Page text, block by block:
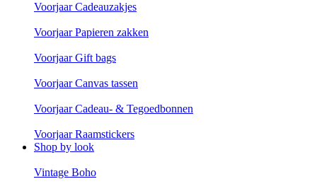
Voorjaar Cadeauzakjes
Voorjaar Papieren zakken
Voorjaar Gift bags
Voorjaar Canvas tassen
Voorjaar Cadeau- & Tegoedbonnen
Voorjaar Raamstickers
Shop by look
Vintage Boho